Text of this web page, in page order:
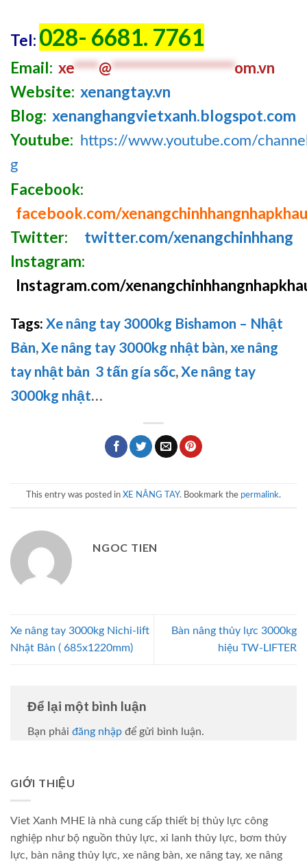
Tel: 028- 6681. 7761
Email: xe****@********************om.vn
Website: xenangtay.vn
Blog: xenanghangvietxanh.blogspot.com
Youtube:
https://www.youtube.com/
g
Facebook:
facebook.com/xenangchinhhangnhapkhau
Twitter:
twitter.com/xenangchinhhang
Instagram:
Instagram.com/
Tags: Xe nâng tay 3000kg Bishamon – Nhật
Bản,Xe nâng tay 3000kg nhật bàn,xe nâng
tay nhật bản 3 tấn gía sốc,Xe nâng tay
3000kg nhật…
This entry was posted in XE NÂNG TAY. Bookmark the permalink.
NGOC TIEN
Xe nâng tay 3000kg Nichi-lift
Nhật Bản ( 685x1220mm)
Bàn nâng thủy lực 3000kg
hiệu TW-LIFTER
Để lại một bình luận
Bạn phải đăng nhập để gửi bình luận.
GIỚI THIỆU
Viet Xanh MHE là nhà cung cấp thiết bị thủy lực công
nghiệp như bộ nguồn thủy lực, xi lanh thủy lực, bơm thủy
lực, bàn nâng thủy lực, xe nâng bàn, xe nâng tay, xe nâng